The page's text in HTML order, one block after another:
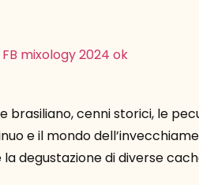
brasiliano, cenni storici, le
e il mondo
degustazione di diverse